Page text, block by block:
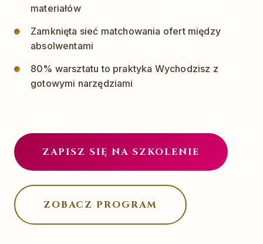
materiałów
Zamknięta sieć matchowania ofert między
absolwentami
80% warsztatu to praktyka Wychodzisz z
gotowymi narzędziami
ZAPISZ SIĘ NA SZKOLENIE
ZOBACZ PROGRAM